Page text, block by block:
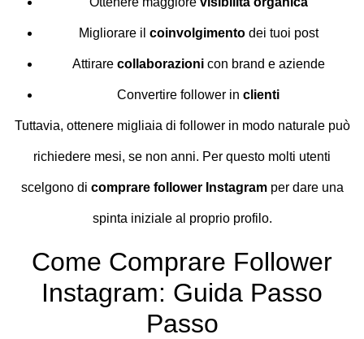
Migliorare il coinvolgimentodei tuoi post
Attirare collaborazionicon brand e aziende
Convertire follower in clienti
Tuttavia, ottenere migliaia di follower in modo naturale può
richiedere mesi, se non anni. Per questo molti utenti
scelgono di comprare follower Instagramper dare una
spinta iniziale al proprio profilo.
Come Comprare Follower
Instagram: Guida Passo
Passo